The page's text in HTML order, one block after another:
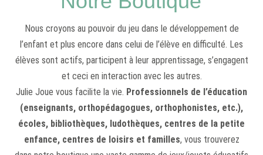
Nous croyons au pouvoir du jeu dans le développement de
l’enfant et plus encore dans celui de l’élève en difficulté. Les
élèves sont actifs, participent à leur apprentissage, s’engagent
et ceci en interaction avec les autres.
Julie Joue vous facilite la vie. Professionnels de l’éducation
(enseignants, orthopédagogues, orthophonistes, etc.),
écoles, bibliothèques, ludothèques, centres de la petite
enfance, centres de loisirs et familles, vous trouverez